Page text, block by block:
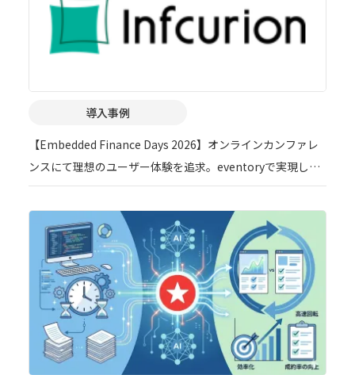
導入事例
【Embedded Finance Days 2026】オンラインカンファレ
ンスにて理想のユーザー体験を追求。eventoryで実現した
「データに基づくイベントマーケティング」の舞台裏